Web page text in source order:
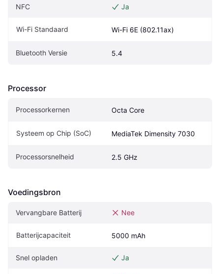
NFC Ja
Wi-Fi Standaard Wi-Fi 6E (802.11ax)
Bluetooth Versie 5.4
Processor
Processorkernen Octa Core
Systeem op Chip (SoC) MediaTek Dimensity 7030
Processorsnelheid 2.5 GHz
Voedingsbron
Vervangbare Batterij Nee
Batterijcapaciteit 5000 mAh
Snel opladen Ja